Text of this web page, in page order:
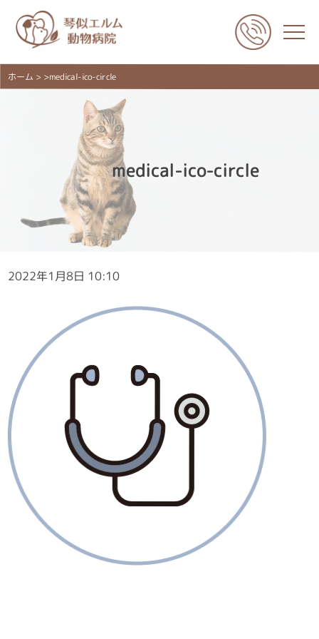
ホーム > >medical-ico-circle
medical-ico-circle
2022年1月8日 10:10